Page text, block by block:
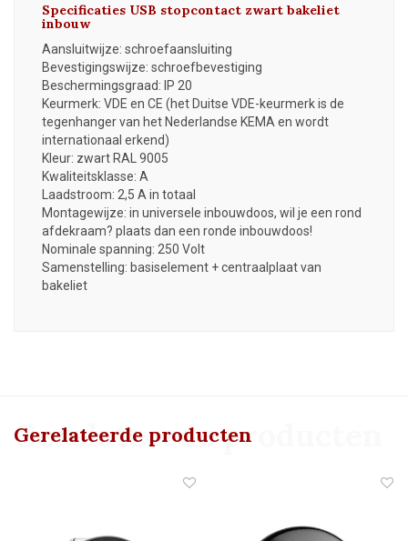
Specificaties USB stopcontact zwart bakeliet
inbouw
Aansluitwijze: schroefaansluiting
Bevestigingswijze: schroefbevestiging
Beschermingsgraad: IP 20
Keurmerk: VDE en CE (het Duitse VDE-keurmerk is de
tegenhanger van het Nederlandse KEMA en wordt
internationaal erkend)
Kleur: zwart RAL 9005
Kwaliteitsklasse: A
Laadstroom: 2,5 A in totaal
Montagewijze: in universele inbouwdoos, wil je een rond
afdekraam? plaats dan een ronde inbouwdoos!
Nominale spanning: 250 Volt
Samenstelling: basiselement + centraalplaat van
bakeliet
Gerelateerde producten
Gerelateerde producten